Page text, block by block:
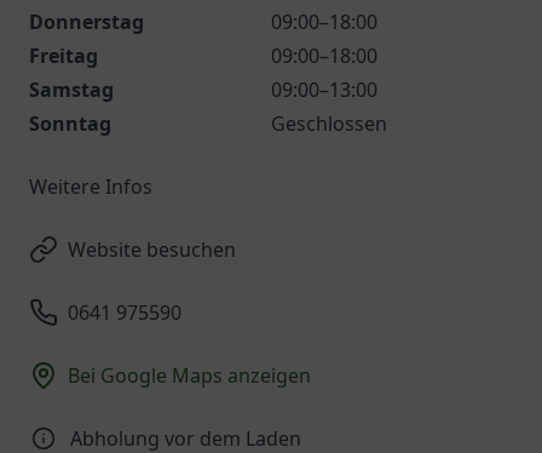
Donnerstag
09:00–18:00
Freitag
09:00–18:00
Samstag
09:00–13:00
Sonntag
Geschlossen
Weitere Infos
Website besuchen
0641 975590
Bei Google Maps anzeigen
Abholung vor dem Laden